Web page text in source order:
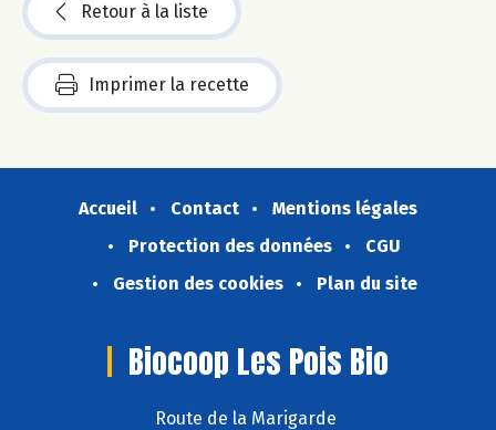
Retour à la liste
Imprimer la recette
Accueil Contact
Mentions légales
Protection des données
CGU
Gestion des cookies
Plan du site
Biocoop Les Pois Bio
Route de la Marigarde